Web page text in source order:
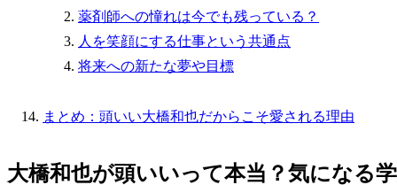
薬剤師への憧れは今でも残っている？
人を笑顔にする仕事という共通点
将来への新たな夢や目標
まとめ：頭いい大橋和也だからこそ愛される理由
大橋和也が頭いいって本当？気になる